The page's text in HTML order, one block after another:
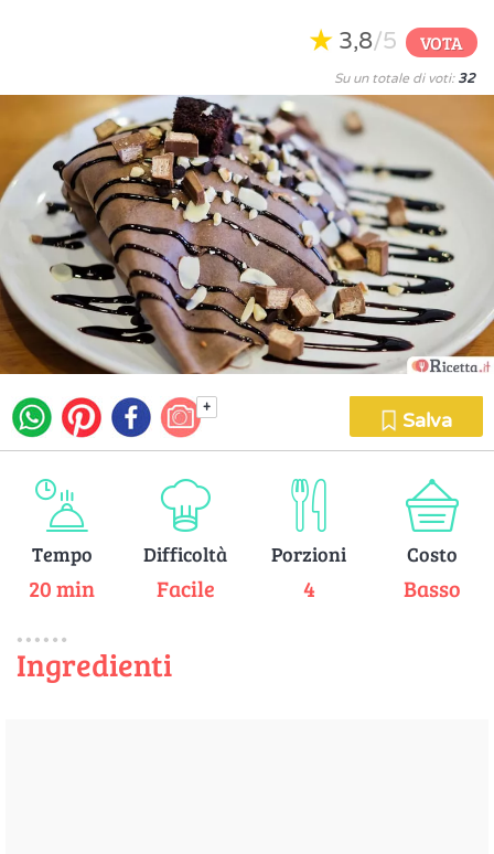
3,8/5 VOTA
Su un totale di voti: 32
+
Salva
Tempo
20 min
Difficoltà
Facile
Porzioni
4
Costo
Basso
Ingredienti